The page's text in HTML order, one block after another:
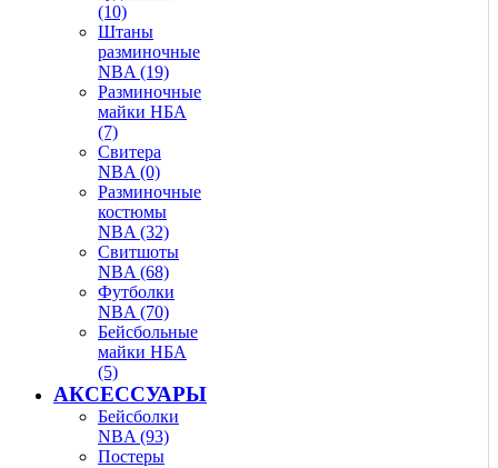
(10)
Штаны
разминочные
NBA (19)
Разминочные
майки НБА
(7)
Свитера
NBA (0)
Разминочные
костюмы
NBA (32)
Свитшоты
NBA (68)
Футболки
NBA (70)
Бейсбольные
майки НБА
(5)
АКСЕССУАРЫ
Бейсболки
NBA (93)
Постеры